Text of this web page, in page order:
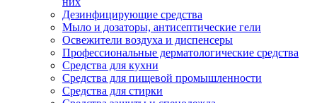
Дезинфицирующие средства
Мыло и дозаторы, антисептические гели
Освежители воздуха и диспенсеры
Профессиональные дерматологические средства
Средства для кухни
Средства для пищевой промышленности
Средства для стирки